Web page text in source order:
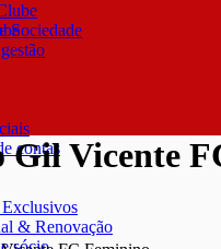
Sociedade
contas
& Renovação
Gil Vicente